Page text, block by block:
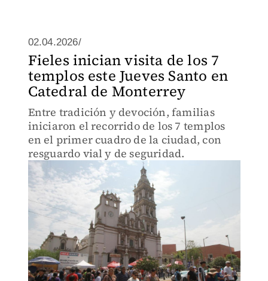
02.04.2026/
Fieles inician visita de los 7
templos este Jueves Santo en
Catedral de Monterrey
Entre tradición y devoción, familias
iniciaron el recorrido de los 7 templos
en el primer cuadro de la ciudad, con
resguardo vial y de seguridad.